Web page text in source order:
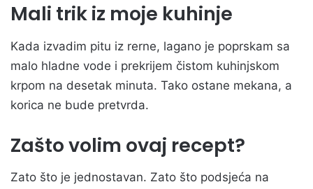
Mali trik iz moje kuhinje
Kada izvadim pitu iz rerne, lagano je poprskam sa
malo hladne vode i prekrijem čistom kuhinjskom
krpom na desetak minuta. Tako ostane mekana, a
korica ne bude pretvrda.
Zašto volim ovaj recept?
Zato što je jednostavan. Zato što podsjeća na